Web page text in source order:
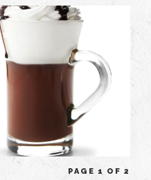
PAGE 1 OF 2